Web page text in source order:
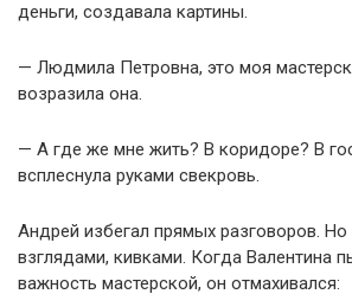
деньги, создавала картины.
— Людмила Петровна, это моя
возразила она.
— А где же мне жить? В коридоре? В
всплеснула руками свекровь.
Андрей избегал прямых разговоров.
взглядами, кивками. Когда Валентина
важность мастерской, он отмахивался: